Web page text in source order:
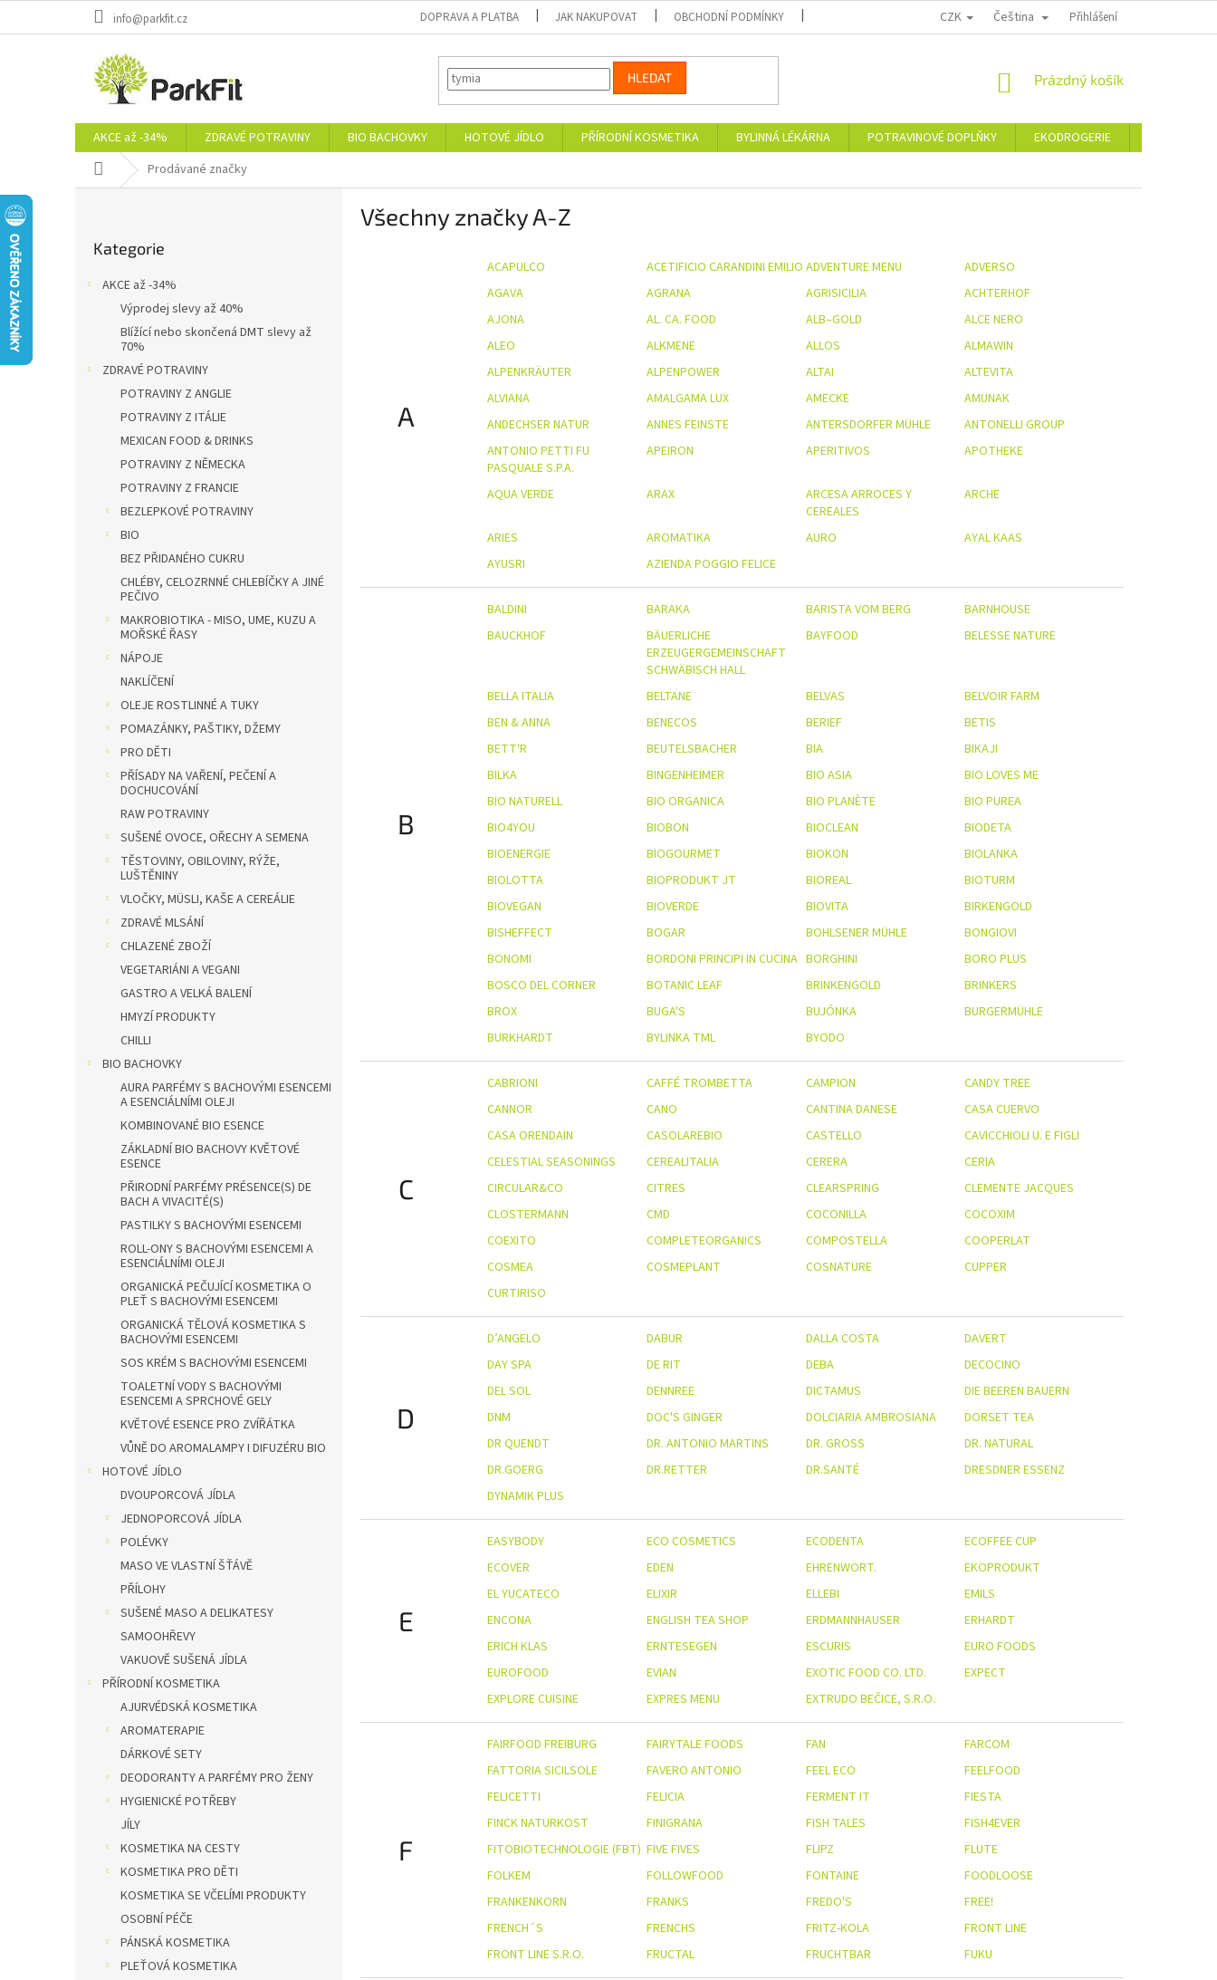
info@parkfit.cz DOPRAVA A PLATBA JAK NAKUPOVAT OBCHODNÍ PODMÍNKY PODMÍNKY OCHRANY OSOBNÍCH ÚDAJŮ MOJE OBJEDNÁVKA
CZK Čeština Přihlášení
HLEDAT
NÁKUPNÍ
Prázdný košík
AKCE až -34% ZDRAVÉ POTRAVINY BIO BACHOVKY HOTOVÉ JÍDLO PŘÍRODNÍ KOSMETIKA BYLINNÁ LÉKÁRNA POTRAVINOVÉ DOPLŇKY EKODROGERIE
Domů Prodávané značky
kategorie
Kategorie
AKCE až -34%
Výprodej slevy až 40%
Blížící nebo skončená DMT slevy až
70%
ZDRAVÉ POTRAVINY
POTRAVINY Z ANGLIE
POTRAVINY Z ITÁLIE
MEXICAN FOOD & DRINKS
POTRAVINY Z NĚMECKA
POTRAVINY Z FRANCIE
BEZLEPKOVÉ POTRAVINY
BIO
BEZ PŘIDANÉHO CUKRU
CHLÉBY, CELOZRNNÉ CHLEBÍČKY A JINÉ
PEČIVO
MAKROBIOTIKA - MISO, UME, KUZU A
MOŘSKÉ ŘASY
NÁPOJE
NAKLÍČENÍ
OLEJE ROSTLINNÉ A TUKY
POMAZÁNKY, PAŠTIKY, DŽEMY
PRO DĚTI
PŘÍSADY NA VAŘENÍ, PEČENÍ A
DOCHUCOVÁNÍ
RAW POTRAVINY
SUŠENÉ OVOCE, OŘECHY A SEMENA
TĚSTOVINY, OBILOVINY, RÝŽE,
LUŠTĚNINY
VLOČKY, MÜSLI, KAŠE A CEREÁLIE
ZDRAVÉ MLSÁNÍ
CHLAZENÉ ZBOŽÍ
VEGETARIÁNI A VEGANI
GASTRO A VELKÁ BALENÍ
HMYZÍ PRODUKTY
CHILLI
BIO BACHOVKY
AURA PARFÉMY S BACHOVÝMI ESENCEMI
A ESENCIÁLNÍMI OLEJI
KOMBINOVANÉ BIO ESENCE
ZÁKLADNÍ BIO BACHOVY KVĚTOVÉ
ESENCE
PŘIRODNÍ PARFÉMY PRÉSENCE(S) DE
BACH A VIVACITÉ(S)
PASTILKY S BACHOVÝMI ESENCEMI
ROLL-ONY S BACHOVÝMI ESENCEMI A
ESENCIÁLNÍMI OLEJI
ORGANICKÁ PEČUJÍCÍ KOSMETIKA O
PLEŤ S BACHOVÝMI ESENCEMI
ORGANICKÁ TĚLOVÁ KOSMETIKA S
BACHOVÝMI ESENCEMI
SOS KRÉM S BACHOVÝMI ESENCEMI
TOALETNÍ VODY S BACHOVÝMI
ESENCEMI A SPRCHOVÉ GELY
KVĚTOVÉ ESENCE PRO ZVÍŘÁTKA
VŮNĚ DO AROMALAMPY I DIFUZÉRU BIO
HOTOVÉ JÍDLO
DVOUPORCOVÁ JÍDLA
JEDNOPORCOVÁ JÍDLA
POLÉVKY
MASO VE VLASTNÍ ŠŤÁVĚ
PŘÍLOHY
SUŠENÉ MASO A DELIKATESY
SAMOOHŘEVY
VAKUOVĚ SUŠENÁ JÍDLA
PŘÍRODNÍ KOSMETIKA
AJURVÉDSKÁ KOSMETIKA
AROMATERAPIE
DÁRKOVÉ SETY
DEODORANTY A PARFÉMY PRO ŽENY
HYGIENICKÉ POTŘEBY
JÍLY
KOSMETIKA NA CESTY
KOSMETIKA PRO DĚTI
KOSMETIKA SE VČELÍMI PRODUKTY
OSOBNÍ PÉČE
PÁNSKÁ KOSMETIKA
PLEŤOVÁ KOSMETIKA
Všechny značky A-Z
A
ACAPULCO ACETIFICIO CARANDINI EMILIO ADVENTURE MENU
ADVERSO
AGAVA
AGRANA AGRISICILIA
ACHTERHOF
AJONA
AL. CA. FOOD ALB–GOLD
ALCE NERO
ALEO
ALKMENE ALLOS
ALMAWIN
ALPENKRÄUTER
ALPENPOWER ALTAI
ALTEVITA
ALVIANA
AMALGAMA LUX AMECKE
AMUNAK
ANDECHSER NATUR
ANNES FEINSTE ANTERSDORFER MÜHLE
ANTONELLI GROUP
ANTONIO PETTI FU
PASQUALE S.P.A.
APEIRON APERITIVOS APOTHEKE
AQUA VERDE ARAX
ARCESA ARROCES Y
CEREALES
ARCHE
ARIES AROMATIKA AURO
AYAL KAAS
AYUSRI
AZIENDA POGGIO FELICE
B
BALDINI BARAKA BARISTA VOM BERG
BARNHOUSE
BAUCKHOF
BÄUERLICHE
ERZEUGERGEMEINSCHAFT
SCHWÄBISCH HALL
BAYFOOD BELESSE NATURE
BELLA ITALIA BELTANE BELVAS
BELVOIR FARM
BEN & ANNA
BENECOS BERIEF
BETIS
BETT'R
BEUTELSBACHER BIA
BIKAJI
BILKA
BINGENHEIMER BIO ASIA
BIO LOVES ME
BIO NATURELL
BIO ORGANICA BIO PLANÈTE
BIO PUREA
BIO4YOU
BIOBON BIOCLEAN
BIODETA
BIOENERGIE
BIOGOURMET BIOKON
BIOLANKA
BIOLOTTA
BIOPRODUKT JT BIOREAL
BIOTURM
BIOVEGAN
BIOVERDE BIOVITA
BIRKENGOLD
BISHEFFECT
BOGAR BOHLSENER MÜHLE
BONGIOVI
BONOMI
BORDONI PRINCIPI IN CUCINA BORGHINI
BORO PLUS
BOSCO DEL CORNER
BOTANIC LEAF BRINKENGOLD
BRINKERS
BROX
BUGA'S BUJÓNKA
BURGERMÜHLE
BURKHARDT
BYLINKA TML BYODO
C
CABRIONI CAFFÉ TROMBETTA CAMPION
CANDY TREE
CANNOR
CANO CANTINA DANESE
CASA CUERVO
CASA ORENDAIN
CASOLAREBIO CASTELLO
CAVICCHIOLI U. E FIGLI
CELESTIAL SEASONINGS
CEREALITALIA CERERA
CERIA
CIRCULAR&CO
CITRES CLEARSPRING
CLEMENTE JACQUES
CLOSTERMANN
CMD COCONILLA
COCOXIM
COEXITO
COMPLETEORGANICS COMPOSTELLA
COOPERLAT
COSMEA
COSMEPLANT COSNATURE
CUPPER
CURTIRISO
D
D’ANGELO DABUR DALLA COSTA
DAVERT
DAY SPA
DE RIT DEBA
DECOCINO
DEL SOL
DENNREE DICTAMUS
DIE BEEREN BAUERN
DNM
DOC'S GINGER DOLCIARIA AMBROSIANA
DORSET TEA
DR QUENDT
DR. ANTONIO MARTINS DR. GROSS
DR. NATURAL
DR.GOERG
DR.RETTER DR.SANTÉ
DRESDNER ESSENZ
DYNAMIK PLUS
E
EASYBODY ECO COSMETICS ECODENTA
ECOFFEE CUP
ECOVER
EDEN EHRENWORT.
EKOPRODUKT
EL YUCATECO
ELIXIR ELLEBI
EMILS
ENCONA
ENGLISH TEA SHOP ERDMANNHAUSER
ERHARDT
ERICH KLAS
ERNTESEGEN ESCURIS
EURO FOODS
EUROFOOD
EVIAN EXOTIC FOOD CO. LTD.
EXPECT
EXPLORE CUISINE
EXPRES MENU EXTRUDO BEČICE, S.R.O.
F
FAIRFOOD FREIBURG FAIRYTALE FOODS FAN
FARCOM
FATTORIA SICILSOLE
FAVERO ANTONIO FEEL ECO
FEELFOOD
FELICETTI
FELICIA FERMENT IT
FIESTA
FINCK NATURKOST
FINIGRANA FISH TALES
FISH4EVER
FITOBIOTECHNOLOGIE (FBT) FIVE FIVES FLIPZ
FLUTE
FOLKEM
FOLLOWFOOD FONTAINE
FOODLOOSE
FRANKENKORN
FRANKS FREDO'S
FREE!
FRENCH´S
FRENCHS FRITZ-KOLA
FRONT LINE
FRONT LINE S.R.O.
FRUCTAL FRUCHTBAR FUKU